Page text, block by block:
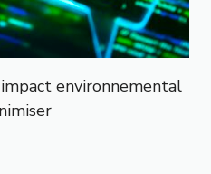
environnemental